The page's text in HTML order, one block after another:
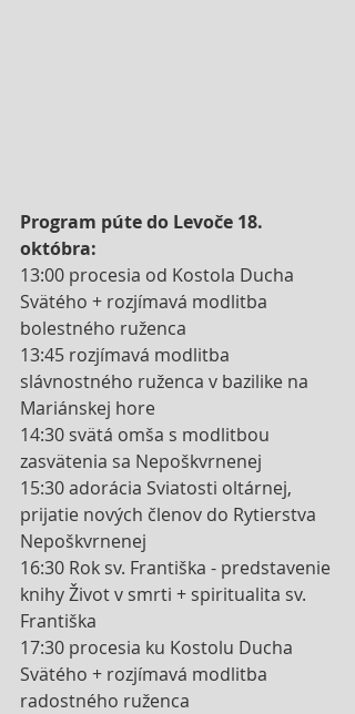
Program púte do Levoče 18.
októbra:
13:00 procesia od Kostola Ducha
Svätého + rozjímavá modlitba
bolestného ruženca
13:45 rozjímavá modlitba
slávnostného ruženca v bazilike na
Mariánskej hore
14:30 svätá omša s modlitbou
zasvätenia sa Nepoškvrnenej
15:30 adorácia Sviatosti oltárnej,
prijatie nových členov do Rytierstva
Nepoškvrnenej
16:30 Rok sv. Františka - predstavenie
knihy Život v smrti + spiritualita sv.
Františka
17:30 procesia ku Kostolu Ducha
Svätého + rozjímavá modlitba
radostného ruženca